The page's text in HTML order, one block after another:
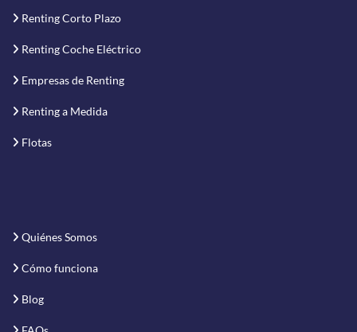
Renting Corto Plazo
Renting Coche Eléctrico
Empresas de Renting
Renting a Medida
Flotas
Quiénes Somos
Cómo funciona
Blog